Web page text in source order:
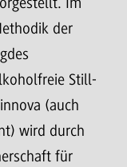
der
Still-
(auch
wird durch
für